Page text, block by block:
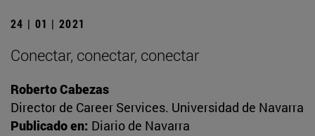
24 | 01 | 2021
Conectar, conectar, conectar
Roberto Cabezas
Director de Career Services. Universidad de Navarra
Publicado en: Diario de Navarra